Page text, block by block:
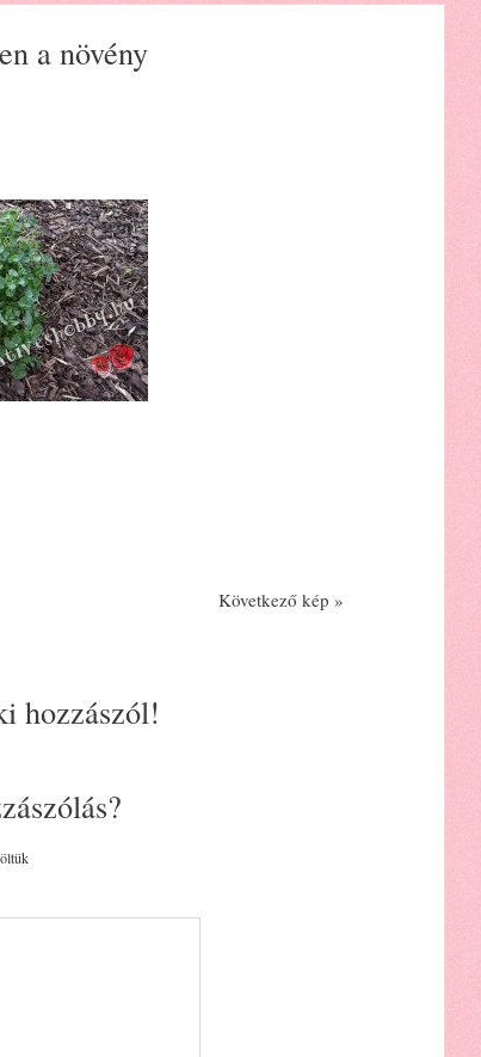
a növény
Következő kép »
hozzászól!